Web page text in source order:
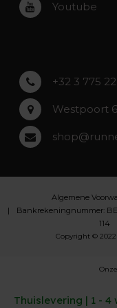
Thuislevering | 1 - 4
Asse
Youtube
+32 3 775 22
Westpoort
Algemene
Bankrekeningnummer:
114
Copyright ©